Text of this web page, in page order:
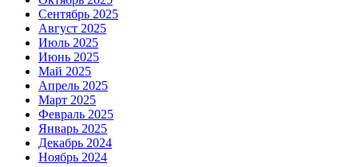
Сентябрь 2025
Август 2025
Июль 2025
Июнь 2025
Май 2025
Апрель 2025
Март 2025
Февраль 2025
Январь 2025
Декабрь 2024
Ноябрь 2024